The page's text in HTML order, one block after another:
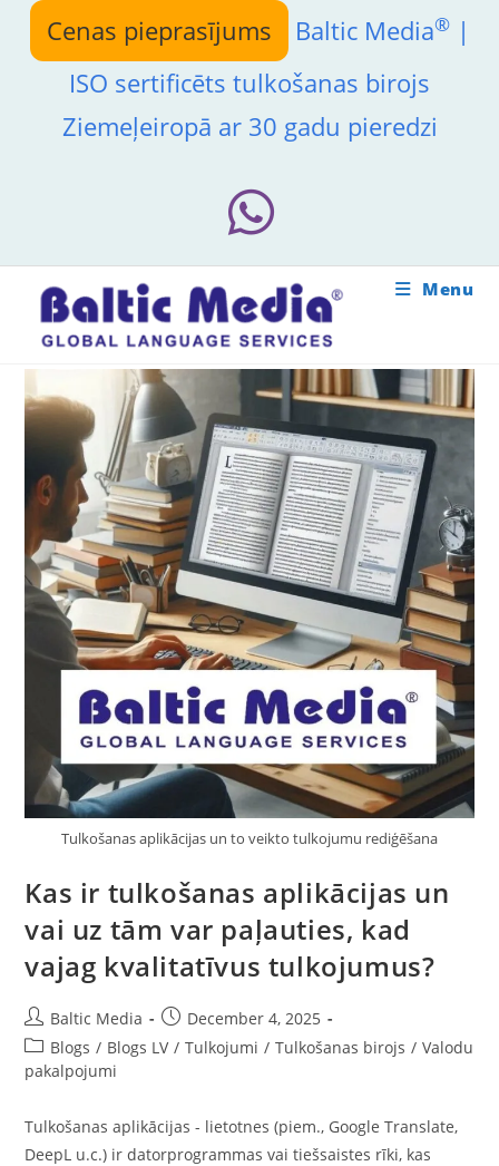
content
Cenas pieprasījums Baltic Media®|
ISO sertificēts tulkošanas birojs
Ziemeļeiropā ar 30 gadu pieredzi
Menu
Tulkošanas aplikācijas un to veikto tulkojumu rediģēšana
Kas ir tulkošanas aplikācijas un
vai uz tām var paļauties, kad
vajag kvalitatīvus tulkojumus?
Post
author:
Baltic Media
Post
published:
December 4, 2025
Post
category:
Blogs / Blogs LV / Tulkojumi / Tulkošanas birojs / Valodu
pakalpojumi
Tulkošanas aplikācijas - lietotnes (piem., Google Translate,
DeepL u.c.) ir datorprogrammas vai tiešsaistes rīki, kas